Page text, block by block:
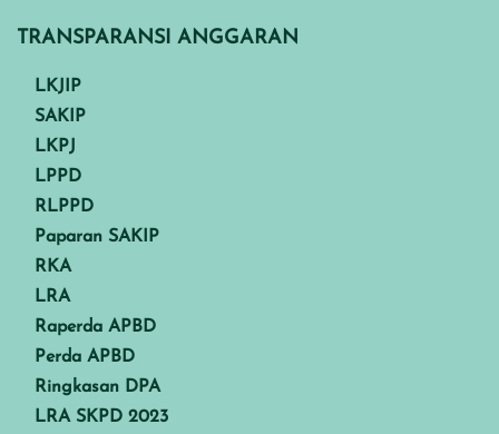
TRANSPARANSI ANGGARAN
LKJIP
SAKIP
LKPJ
LPPD
RLPPD
Paparan SAKIP
RKA
LRA
Raperda APBD
Perda APBD
Ringkasan DPA
LRA SKPD 2023